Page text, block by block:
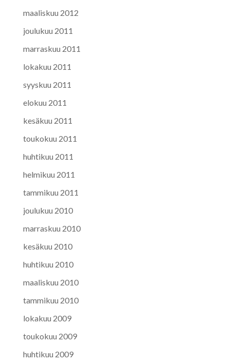
maaliskuu 2012
joulukuu 2011
marraskuu 2011
lokakuu 2011
syyskuu 2011
elokuu 2011
kesäkuu 2011
toukokuu 2011
huhtikuu 2011
helmikuu 2011
tammikuu 2011
joulukuu 2010
marraskuu 2010
kesäkuu 2010
huhtikuu 2010
maaliskuu 2010
tammikuu 2010
lokakuu 2009
toukokuu 2009
huhtikuu 2009